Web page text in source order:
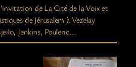
de La Cité de la Voix et
de Jérusalem à Vezelay
Jenkins, Poulenc…